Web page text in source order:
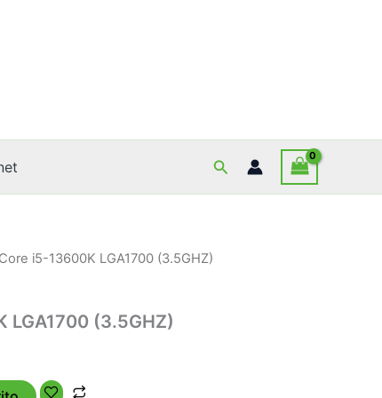
Buscar
i5-13600K LGA1700 (3.5GHZ)
LGA1700 (3.5GHZ)